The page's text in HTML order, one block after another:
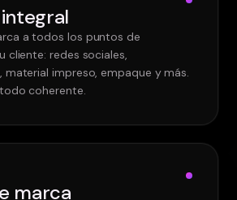
a todos los puntos de
cliente: redes sociales,
material impreso, empaque y más.
coherente.
marca